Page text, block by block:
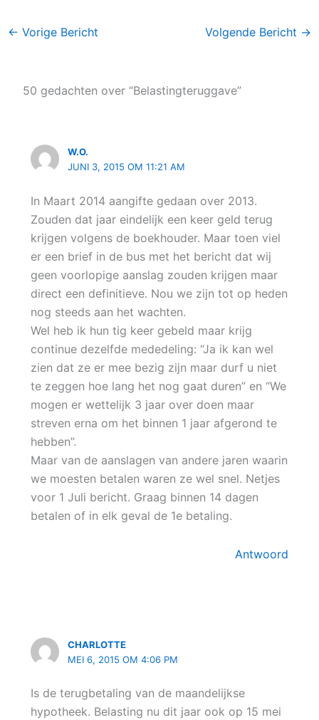
← Vorige Bericht Volgende Bericht →
50 gedachten over “Belastingteruggave”
W.O.
JUNI 3, 2015 OM 11:21 AM
In Maart 2014 aangifte gedaan over 2013.
Zouden dat jaar eindelijk een keer geld terug
krijgen volgens de boekhouder. Maar toen viel
er een brief in de bus met het bericht dat wij
geen voorlopige aanslag zouden krijgen maar
direct een definitieve. Nou we zijn tot op heden
nog steeds aan het wachten.
Wel heb ik hun tig keer gebeld maar krijg
continue dezelfde mededeling: “Ja ik kan wel
zien dat ze er mee bezig zijn maar durf u niet
te zeggen hoe lang het nog gaat duren” en “We
mogen er wettelijk 3 jaar over doen maar
streven erna om het binnen 1 jaar afgerond te
hebben”.
Maar van de aanslagen van andere jaren waarin
we moesten betalen waren ze wel snel. Netjes
voor 1 Juli bericht. Graag binnen 14 dagen
betalen of in elk geval de 1e betaling.
Antwoord
CHARLOTTE
MEI 6, 2015 OM 4:06 PM
Is de terugbetaling van de maandelijkse
hypotheek. Belasting nu dit jaar ook op 15 mei